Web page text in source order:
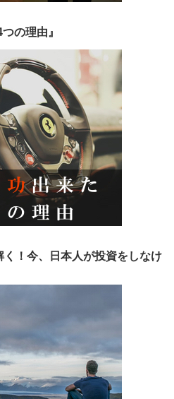
の理由』
く！今、日本人が投資をしなけ